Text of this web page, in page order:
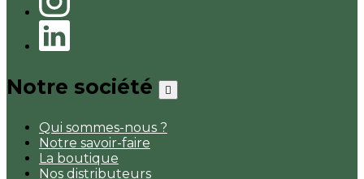
Notre société 
Qui sommes-nous ?
Notre savoir-faire
La boutique
Nos distributeurs